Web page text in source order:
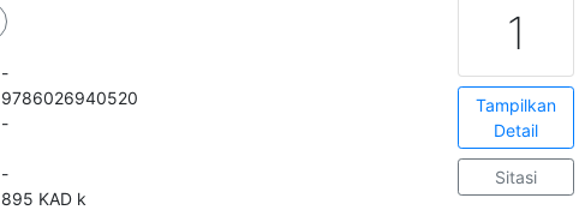
-
9786026940520
-
-
895 KAD k
1
Tampilkan
Detail
Sitasi